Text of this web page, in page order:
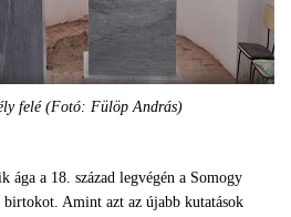
felé (Fotó: Fülöp András)
ága a 18. század legvégén a Somogy
birtokot. Amint azt az újabb kutatások